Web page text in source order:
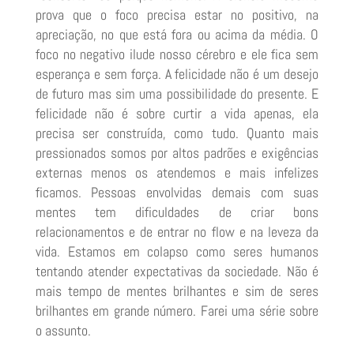
prova que o foco precisa estar no positivo, na
apreciação, no que está fora ou acima da média. O
foco no negativo ilude nosso cérebro e ele fica sem
esperança e sem força. A felicidade não é um desejo
de futuro mas sim uma possibilidade do presente. E
felicidade não é sobre curtir a vida apenas, ela
precisa ser construída, como tudo. Quanto mais
pressionados somos por altos padrões e exigências
externas menos os atendemos e mais infelizes
ficamos. Pessoas envolvidas demais com suas
mentes tem dificuldades de criar bons
relacionamentos e de entrar no flow e na leveza da
vida. Estamos em colapso como seres humanos
tentando atender expectativas da sociedade. Não é
mais tempo de mentes brilhantes e sim de seres
brilhantes em grande número. Farei uma série sobre
o assunto.